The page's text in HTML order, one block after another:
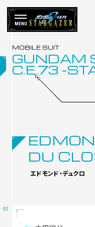
MENU
GUNDAM
C.E.73 -
DU
エドモンド・デュクロ